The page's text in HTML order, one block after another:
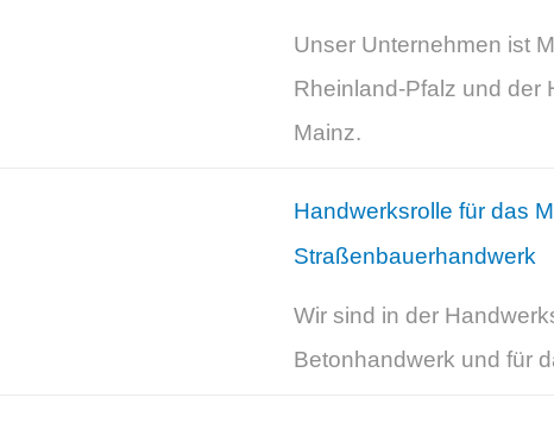
Unser Unternehmen ist
Rheinland-Pfalz und der
Mainz.
Handwerksrolle für das
Straßenbauerhandwerk
Wir sind in der
Betonhandwerk und für